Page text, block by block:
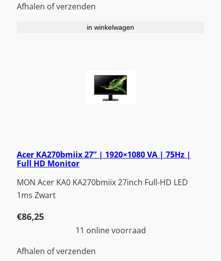
Afhalen of verzenden
in winkelwagen
Acer KA270bmiix 27” | 1920×1080 VA | 75Hz |
Full HD Monitor
MON Acer KA0 KA270bmiix 27inch Full-HD LED
1ms Zwart
€86,25
11 online voorraad
Afhalen of verzenden